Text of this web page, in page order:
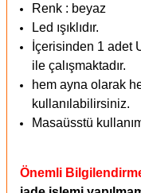
Renk : beyaz
Led ışıklıdır.
İçerisinden 1 adet
ile çalışmaktadır.
hem ayna olarak
kullanılabilirsiniz.
Masaüsstü
Önemli